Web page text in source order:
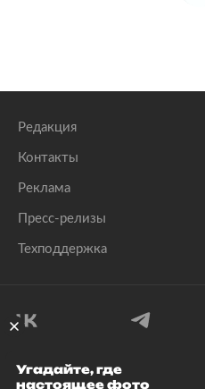
Редакция
Контакты
Реклама
Пресс-релизы
Техподдержка
© 1999–2026 Все
Угадайте, где
настоящее фото